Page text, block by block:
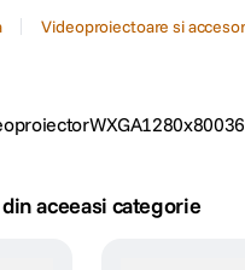
Videoproiectoare si
aceeasi categorie